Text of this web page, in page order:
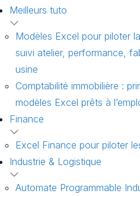
Meilleurs tuto
Modèles Excel pour piloter
suivi atelier, performance,
usine
Comptabilité immobilière :
modèles Excel prêts à
Finance
Excel Finance pour piloter
Industrie & Logistique
Automate Programmable